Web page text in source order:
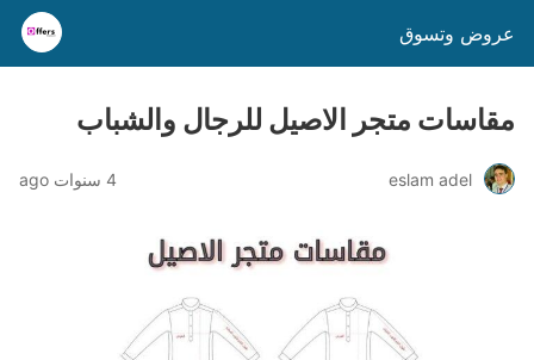
عروض وتسوق
مقاسات متجر الاصيل للرجال والشباب
eslam adel 4 سنوات ago